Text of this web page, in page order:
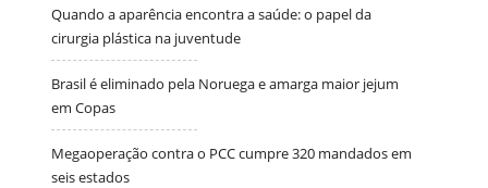
Quando a aparência encontra a saúde: o papel da
cirurgia plástica na juventude
Brasil é eliminado pela Noruega e amarga maior jejum
em Copas
Megaoperação contra o PCC cumpre 320 mandados em
seis estados